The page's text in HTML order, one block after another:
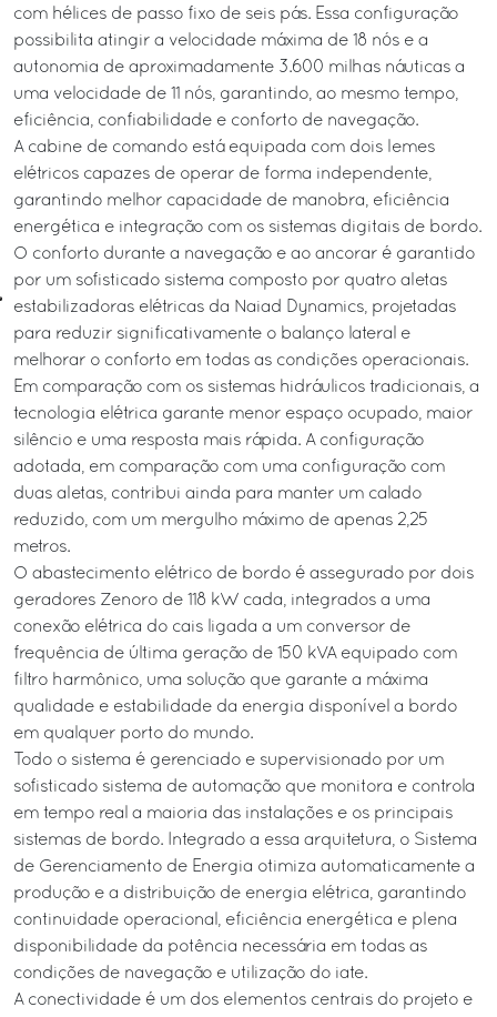
com hélices de passo fixo de seis pás. Essa configuração
possibilita atingir a velocidade máxima de 18 nós e a
autonomia de aproximadamente 3.600 milhas náuticas a
uma velocidade de 11 nós, garantindo, ao mesmo tempo,
eficiência, confiabilidade e conforto de navegação.
A cabine de comando está equipada com dois lemes
elétricos capazes de operar de forma independente,
garantindo melhor capacidade de manobra, eficiência
energética e integração com os sistemas digitais de bordo.
O conforto durante a navegação e ao ancorar é garantido
por um sofisticado sistema composto por quatro aletas
estabilizadoras elétricas da Naiad Dynamics, projetadas
para reduzir significativamente o balanço lateral e
melhorar o conforto em todas as condições operacionais.
Em comparação com os sistemas hidráulicos tradicionais, a
tecnologia elétrica garante menor espaço ocupado, maior
silêncio e uma resposta mais rápida. A configuração
adotada, em comparação com uma configuração com
duas aletas, contribui ainda para manter um calado
reduzido, com um mergulho máximo de apenas 2,25
metros.
O abastecimento elétrico de bordo é assegurado por dois
geradores Zenoro de 118 kW cada, integrados a uma
conexão elétrica do cais ligada a um conversor de
frequência de última geração de 150 kVA equipado com
filtro harmônico, uma solução que garante a máxima
qualidade e estabilidade da energia disponível a bordo
em qualquer porto do mundo.
Todo o sistema é gerenciado e supervisionado por um
sofisticado sistema de automação que monitora e controla
em tempo real a maioria das instalações e os principais
sistemas de bordo. Integrado a essa arquitetura, o Sistema
de Gerenciamento de Energia otimiza automaticamente a
produção e a distribuição de energia elétrica, garantindo
continuidade operacional, eficiência energética e plena
disponibilidade da potência necessária em todas as
condições de navegação e utilização do iate.
A conectividade é um dos elementos centrais do projeto e